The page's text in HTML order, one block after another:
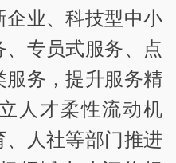
企业、科技型中小
专员式服务、点
务，提升服务精
人才柔性流动机
人社等部门推进